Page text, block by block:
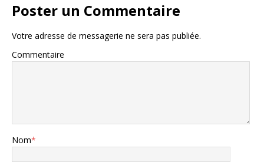
Poster un Commentaire
Votre adresse de messagerie ne sera pas publiée.
Commentaire
Nom*